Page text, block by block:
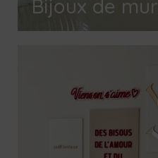
Bijoux de mur